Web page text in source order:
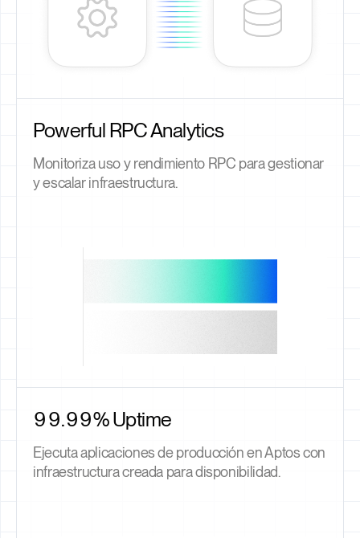
Powerful RPC Analytics
Monitoriza uso y rendimiento RPC para gestionar
y escalar infraestructura.
99.99% Uptime
Ejecuta aplicaciones de producción en Aptos con
infraestructura creada para disponibilidad.